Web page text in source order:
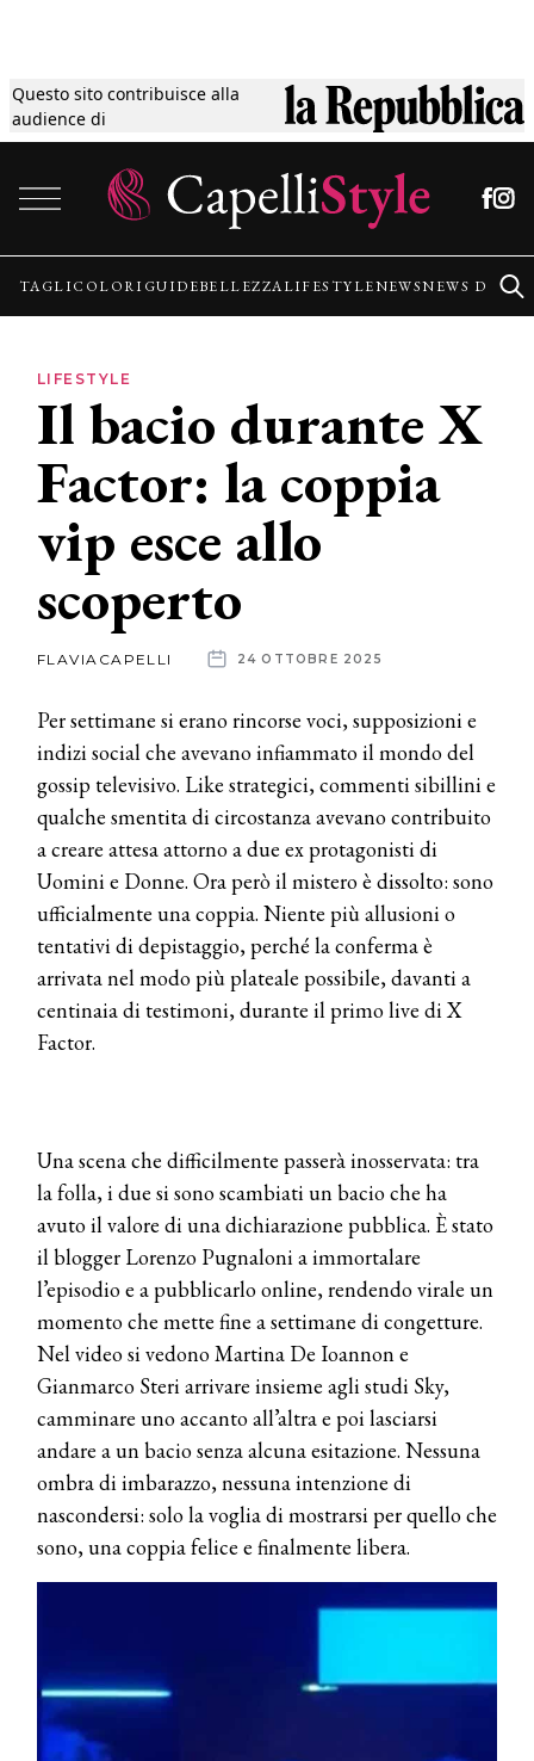
Questo sito contribuisce alla
audience di
Tagli
Colori
Guide
Lifestyle
News
News
TAGLICOLORI GUIDEBELLEZZALIFESTYLENEWSNEWS
LIFESTYLE
Il bacio durante X
Factor: la coppia
vip esce allo
scoperto
FLAVIACAPELLI 24 OTTOBRE 2025
Per settimane si erano rincorse voci, supposizioni e
indizi social che avevano infiammato il mondo del
gossip televisivo. Like strategici, commenti sibillini e
qualche smentita di circostanza avevano contribuito
a creare attesa attorno a due ex protagonisti di
Uomini e Donne. Ora però il mistero è dissolto: sono
ufficialmente una coppia. Niente più allusioni o
tentativi di depistaggio, perché la conferma è
arrivata nel modo più plateale possibile, davanti a
centinaia di testimoni, durante il primo live di X
Factor.
Una scena che difficilmente passerà inosservata: tra
la folla, i due si sono scambiati un bacio che ha
avuto il valore di una dichiarazione pubblica. È stato
il blogger Lorenzo Pugnaloni a immortalare
l’episodio e a pubblicarlo online, rendendo virale un
momento che mette fine a settimane di congetture.
Nel video si vedono Martina De Ioannon e
Gianmarco Steri arrivare insieme agli studi Sky,
camminare uno accanto all’altra e poi lasciarsi
andare a un bacio senza alcuna esitazione. Nessuna
ombra di imbarazzo, nessuna intenzione di
nascondersi: solo la voglia di mostrarsi per quello che
sono, una coppia felice e finalmente libera.